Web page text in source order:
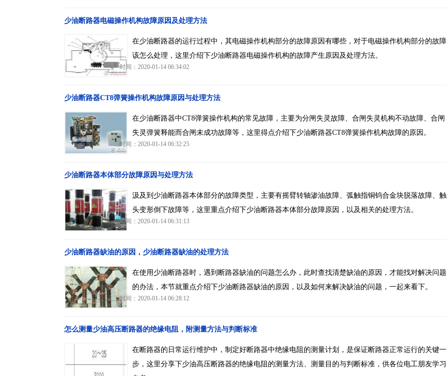
少油断路器电磁操作机构故障原因及处理方法
在少油断路器的运行过程中，其电磁操作机构部分的故障原因有哪些，对于电磁操作机构部分的故障
该怎么处理，这里介绍下少油断路器电磁操作机构的故障产生原因及处理方法。
时间：2020-01-14 06:34:02
少油断路器CT8弹簧操作机构故障原因与处理方法
在少油断路器中CT8弹簧操作机构的常见故障，主要为分闸失灵故障、合闸失灵机构不动故障、合闸
失灵弹簧释能而合闸未成功故障等，这里得点介绍下少油断路器CT8弹簧操作机构故障的原因。
时间：2020-01-14 06:32:25
少油断路器本体部分故障原因与处理方法
汲及到少油断路器本体部分的故障类型，主要有摇臂转轴渗油故障、弧触指铜钨合金块脱落故障、触
头变形倒下故障等，这里重点介绍下少油断路器本体部分故障原因，以及相关的处理方法。
时间：2020-01-14 06:31:13
少油断路器缺油的原因，少油断路器缺油的处理方法
在使用少油断路器时，遇到断路器缺油的问题怎么办，此时查找清楚缺油的原因，才能找对解决问题
的办法，本节就重点介绍下少油断路器缺油的原因，以及如何来解决缺油的问题，一起来看下。
时间：2020-01-14 06:28:12
怎么测量少油高压断路器的绝缘电阻，附测量方法与判断标准
在断路器的日常运行维护中，制定好断路器中绝缘电阻的测量计划，是保证断路器正常运行的关键一
步，这里分享下少油高压断路器的绝缘电阻的测量方法、测量目的与判断标准，供各位电工朋友学习